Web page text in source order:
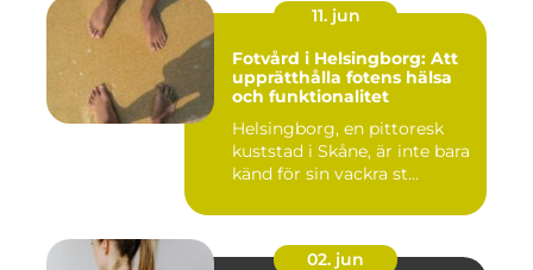
11. jun
Fotvård i Helsingborg: Att
upprätthålla fotens hälsa
och funktionalitet
Helsingborg, en pittoresk
kuststad i Skåne, är inte bara
känd för sin vackra st...
02. jun